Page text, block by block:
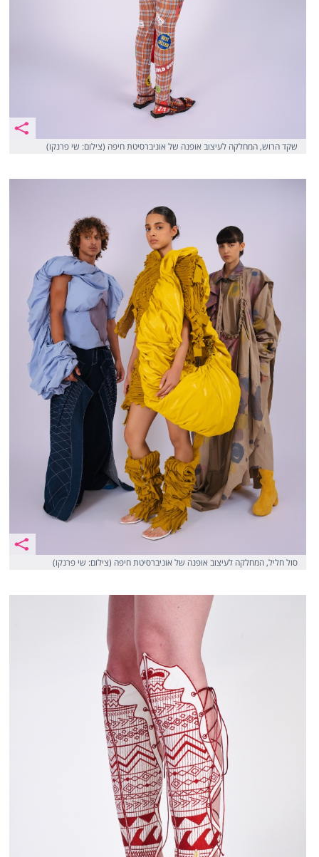
שקד הרוש, המחלקה לעיצוב אופנה של אוניברסיטת חיפה (צילום: שי פרנקו)
סול חליל, המחלקה לעיצוב אופנה של אוניברסיטת חיפה (צילום: שי פרנקו)